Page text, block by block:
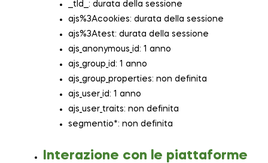
__tld__: durata della sessione
ajs%3Acookies: durata della sessione
ajs%3Atest: durata della sessione
ajs_anonymous_id: 1 anno
ajs_group_id: 1 anno
ajs_group_properties: non definita
ajs_user_id: 1 anno
ajs_user_traits: non definita
segmentio*: non definita
Interazione con le piattaforme